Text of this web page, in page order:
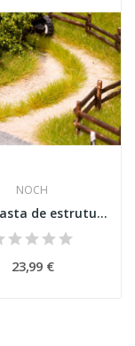
NOCH
60823 Pasta de estrutura de terreno “Campo e...
23,99 €